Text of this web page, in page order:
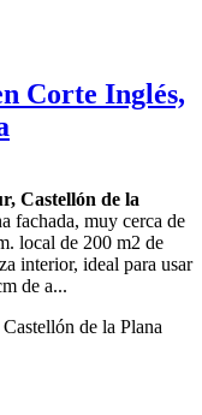
Corte Inglés,
Castellón de la
fachada, muy cerca de
local de 200 m2 de
interior, ideal para usar
de a...